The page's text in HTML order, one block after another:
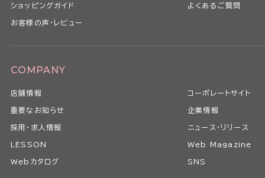
ショッピングガイド よくあるご質問
お客様の声・レビュー
COMPANY
店舗情報 コーポレートサイト
重要なお知らせ 企業情報
採用・求人情報 ニュース・リリース
LESSON Web Magazine
Webカタログ SNS